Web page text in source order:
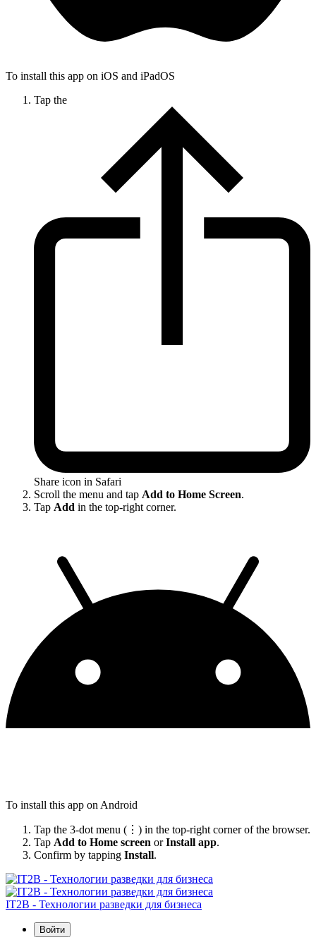
To install this app on iOS and iPadOS
Tap the
Share icon in Safari
Scroll the menu and tap Add to Home Screen.
Tap Add in the top-right corner.
To install this app on Android
Tap the 3-dot menu (⋮) in the top-right corner of the browser.
Tap Add to Home screen orInstall app.
Confirm by tapping Install.
IT2B - Технологии разведки для бизнеса
Войти